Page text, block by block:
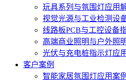
玩具系列与氛围灯应用
视觉光源与工业检测设
线路板PCB与工控设备
高端商业照明与户外照
光伏与充电桩指示灯应
客户案例
智能家居氛围灯应用案例